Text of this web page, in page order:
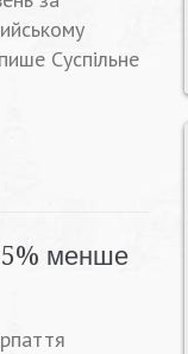
Суспільне
менше